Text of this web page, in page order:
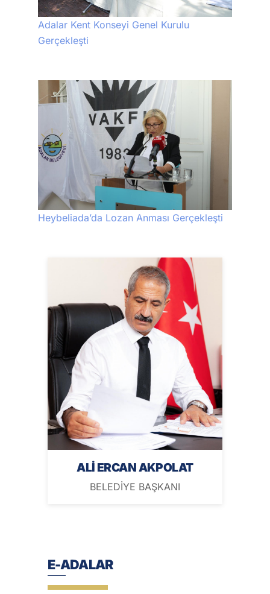
Adalar Kent Konseyi Genel Kurulu
Gerçekleşti
Heybeliada’da Lozan Anması Gerçekleşti
ALİ ERCAN AKPOLAT
BELEDİYE BAŞKANI
E-ADALAR